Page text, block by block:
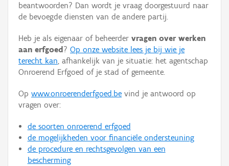
Persoon of collectief
Hergebruik
Aanmelden
beantwoorden? Dan wordt je vraag doorgestuurd naar
de bevoegde diensten van de andere partij.
Heb je als eigenaar of beheerder vragen over werken
aan erfgoed ? Op onze website lees je bij wie je
terecht kan, afhankelijk van je situatie: het agentschap
Onroerend Erfgoed of je stad of gemeente.
Op www.onroerenderfgoed.be vind je antwoord op
vragen over:
de soorten onroerend erfgoed
de mogelijkheden voor financiële ondersteuning
de procedure en rechtsgevolgen van een
bescherming